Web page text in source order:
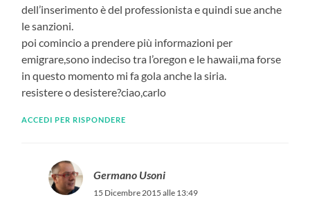
dell’inserimento è del professionista e quindi sue anche
le sanzioni.
poi comincio a prendere più informazioni per
emigrare,sono indeciso tra l’oregon e le hawaii,ma forse
in questo momento mi fa gola anche la siria.
resistere o desistere?ciao,carlo
ACCEDI PER RISPONDERE
Germano Usoni
15 Dicembre 2015 alle 13:49